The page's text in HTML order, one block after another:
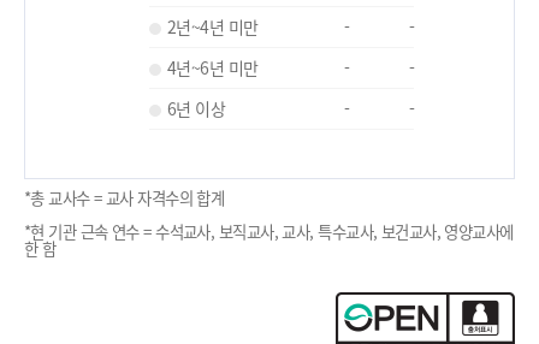
2년~4년 미만
-
-
4년~6년 미만
-
-
6년 이상
- -
*총 교사수 = 교사 자격수의 합계
*현 기관 근속 연수 = 수석교사, 보직교사, 교사, 특수교사, 보건교사, 영양교사에
한 함